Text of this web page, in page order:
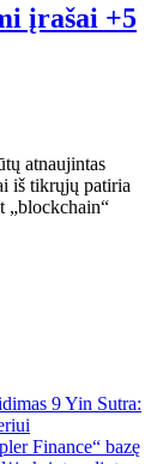
įrašai +5
atnaujintas
iš tikrųjų patiria
„blockchain“
9 Yin Sutra:
Finance“ bazę